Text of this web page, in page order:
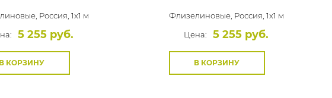
Россия, 1x1 м
5 255 руб.
В КОРЗИНУ
Флизелиновые, Россия, 1x1 м
Цена:
5 255 руб.
В КОРЗИНУ